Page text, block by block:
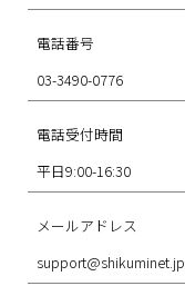
電話番号
03-3490-0776
電話受付時間
平日9:00-16:30
メールアドレス
support@shikuminet.jp